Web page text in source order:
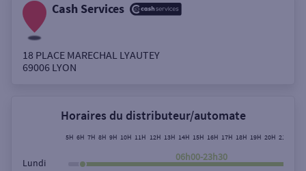
Autour de moi
Rue
Cash Services
18 PLACE MARECHAL LYAUTEY
69006 LYON
Horaires du distributeur/automate
5H 6H 7H 8H 9H 10H 11H 12H 13H 14H 15H 16H 17H 18H 19H 20H 21H
Lundi
06h00-23h30